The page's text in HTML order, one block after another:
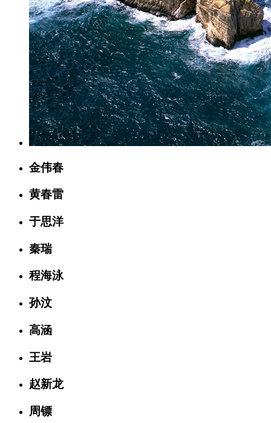
金伟春
黄春雷
于思洋
秦瑞
程海泳
孙汶
高涵
王岩
赵新龙
周镖